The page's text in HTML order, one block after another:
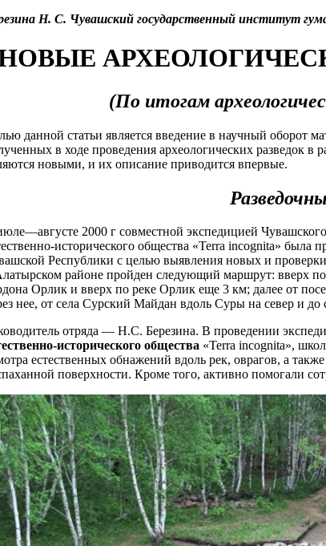
Н. С. Чувашский государственный институт
(По итогам
данной статьи является введение в научный оборот
в ходе проведения археологических разведок в
новыми, и их описание приводится впервые.
2000 г совместной экспедицией
исторического общества «Terra incognita» была
Республики с целью выявления новых и
районе пройден следующий маршрут: вверх
Орлик и вверх по реке Орлик еще 3 км; далее от
нее, от села Сурский Майдан вдоль Суры на север и до
отряда — Н.С. Березина. В проведении
исторического общества «Terra incognita»,
естественных обнажений вдоль рек, оврагов, а
поверхности. Кроме того, активно помогали